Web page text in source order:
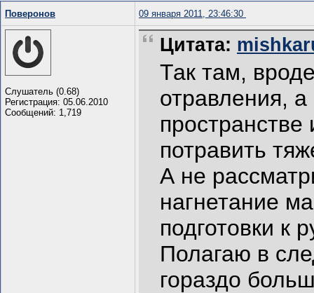
Поверонов 09 января 2011, 23:46:30
Слушатель (0.68)
Регистрация: 05.06.2010
Сообщений: 1,719
Цитата:
Так там,
отравления,
пространстве
потравить
А не
нагнетание
подготовки к
Полагаю в
гораздо